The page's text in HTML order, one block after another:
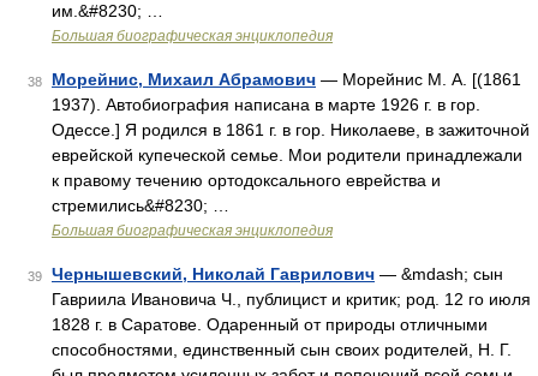
им.&#8230; …
Большая биографическая энциклопедия
38 Морейнис, Михаил Абрамович — Морейнис М. А. [(1861
1937). Автобиография написана в марте 1926 г. в гор.
Одессе.] Я родился в 1861 г. в гор. Николаеве, в зажиточной
еврейской купеческой семье. Мои родители принадлежали
к правому течению ортодоксального еврейства и
стремились&#8230; …
Большая биографическая энциклопедия
39 Чернышевский, Николай Гаврилович — &mdash; сын
Гавриила Ивановича Ч., публицист и критик; род. 12 го июля
1828 г. в Саратове. Одаренный от природы отличными
способностями, единственный сын своих родителей, Н. Г.